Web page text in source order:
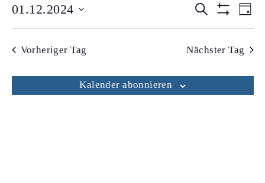
Suche
und
SUCHE
TAG
01.12.2024
wählen.
Vorheriger Tag Nächster Tag
Kalender abonnieren